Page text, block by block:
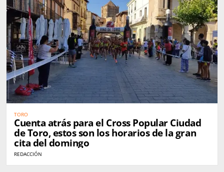
TORO
Cuenta atrás para el Cross Popular Ciudad
de Toro, estos son los horarios de la gran
cita del domingo
REDACCIÓN